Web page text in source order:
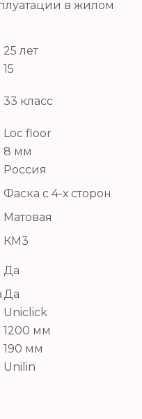
в жилом
25 лет
15
33 класс
Loc floor
8 мм
Россия
Фаска с 4-х сторон
Матовая
КМ3
Да
Да
Uniclick
1200 мм
190 мм
Unilin